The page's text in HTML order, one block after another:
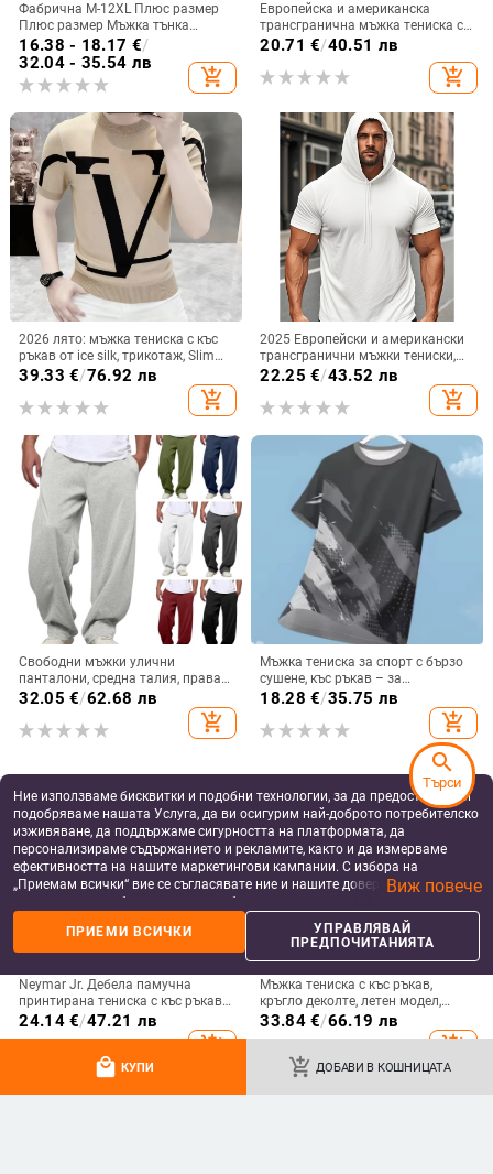
local_mall КУПИ add_shopping_cart ДОБАВИ В КОШНИЦАТА
Фабрична M-12XL Плюс размер
Плюс размер Мъжка тънка
тениска с кръгло деколте,
бързосъхнеща, с къс ръкав, лятна
тънка тениска с половин ръкав
16.38 - 18.17 €/
32.04 - 35.54 лв
add_shopping_cart
Европейска и американска
трансгранична мъжка тениска с
V-образно деколте, дишаща,
отвеждаща потта, ежедневна,
спортна, лека, обикновена, с къс
ръкав, достъпна на AliExpress
20.71 €/40.51 лв
add_shopping_cart
2026 лято: мъжка тениска с къс
ръкав от ice silk, трикотаж, Slim
Fit, принт с букви от европейска
39.33 €/76.92 лв
add_shopping_cart
2025 Европейски и американски
трансгранични мъжки тениски,
тениски с качулка и къс ръкав,
модерни суитшърти с качулка,
тениски с половин ръкав и къс
22.25 €/43.52 лв
add_shopping_cart
Свободни мъжки улични
панталони, средна талия, права
кройка, джобове, полиестерна
32.05 €/62.68 лв
add_shopping_cart
Мъжка тениска за спорт с бързо
сушене, къс ръкав – за
тренировки, бягане и бадминтон,
лятна дишаща дреха на открито
18.28 €/35.75 лв
add_shopping_cart
Neymar Jr. Дебела памучна
принтирана тениска с къс ръкав,
кръгло деколте, американски
24.14€/47.21 лв
add_shopping_cart
Мъжка тениска с къс ръкав,
кръгло деколте, летен модел,
вискозна смес
33.84€/66.19 лв
add_shopping_cart
Ние използваме бисквитки и подобни технологии, за да предоставяме и
подобряваме нашата Услуга, да ви осигурим най-доброто потребителско
изживяване, да поддържаме сигурността на платформата, да
персонализираме съдържанието и рекламите, както и да измерваме
ефективността на нашите маркетингови кампании. С избора на
„Приемам всички“ вие се съгласявате ние и нашите доверени партньори
да съхраняваме бисквитки и подобни технологии на вашето устройство
за рекламни и аналитични цели. Можете по всяко време да управлявате
своите предпочитания, като натиснете „Управлявай предпочитанията“.
За повече информация, моля, вижте нашата
данните.
Виж повече
ПРИЕМИ ВСИЧКИ
УПРАВЛЯВАЙ
ПРЕДПОЧИТАНИЯТА
search
Търси